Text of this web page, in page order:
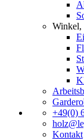
Winkel,
+49(0)
Kontakt